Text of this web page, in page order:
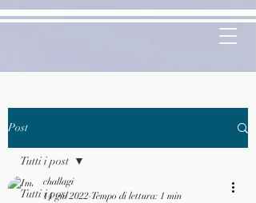
Post
Tutti i post
Tutti i post
challagi
14 giu 2022 Tempo di lettura: 1 min